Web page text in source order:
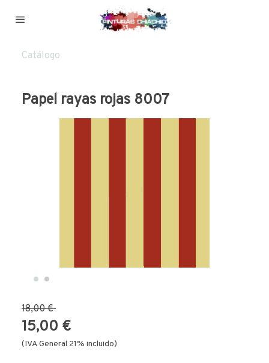
Catálogo
Papel rayas rojas 8007
18,00 €
15,00 €
(IVA General 21% incluido)